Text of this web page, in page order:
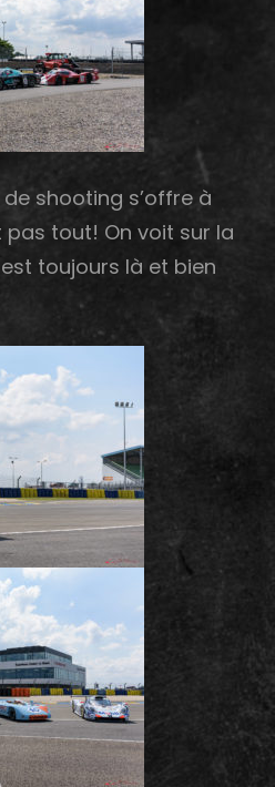
shooting s’offre à
pas tout! On voit sur la
est toujours là et bien